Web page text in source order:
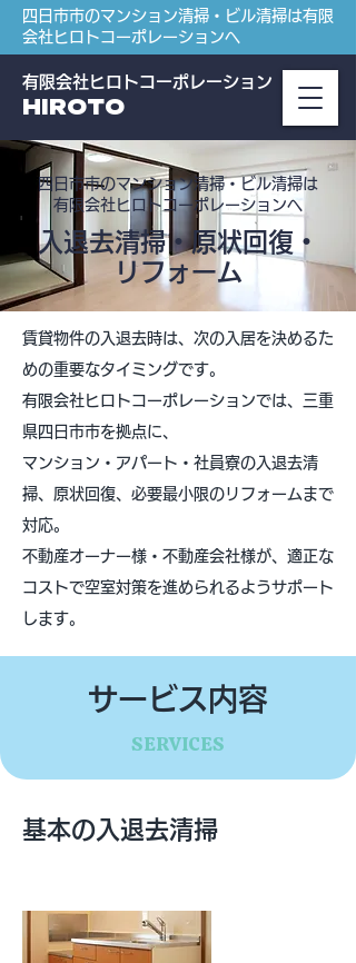
四日市市のマンション清掃・ビル清掃は有限
会社ヒロトコーポレーションへ
有限会社ヒロトコーポレーション
HIROTO
四日市市のマンション清掃・ビル清掃は
有限会社ヒロトコーポレーションへ
入退去清掃・原状回復・
リフォーム
賃貸物件の入退去時は、次の入居を決めるた
めの重要なタイミングです。
有限会社ヒロトコーポレーションでは、三重
県四日市市を拠点に、
マンション・アパート・社員寮の入退去清
掃、原状回復、必要最小限のリフォームまで
対応。
不動産オーナー様・不動産会社様が、適正な
コストで空室対策を進められるようサポート
します。
サービス内容
SERVICES
基本の入退去清掃